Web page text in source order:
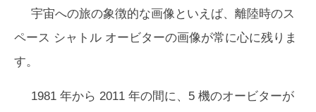
宇宙への旅の象徴的な画像といえば、離陸時のス
ペース シャトル オービターの画像が常に心に残りま
す。
1981 年から 2011 年の間に、5 機のオービターが